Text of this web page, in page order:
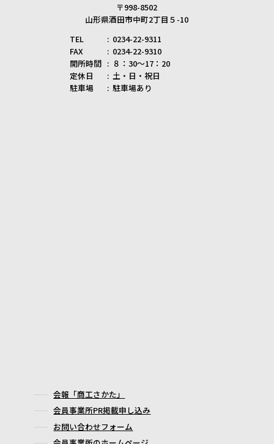
〒998-8502
山形県酒田市中町2丁目５-10
TEL
0234-22-9311
FAX
0234-22-9310
開所時間
８：30～17：20
定休日
土・日・祝日
駐車場
駐車場あり
会報「商工さかた」
会員事業所PR掲載申し込み
お問い合わせフォーム